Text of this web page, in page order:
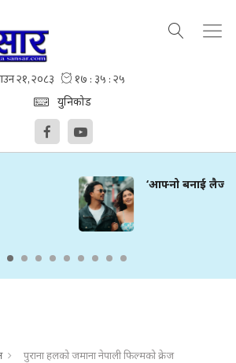
युनिकोड
‘आफ्नो बनाई लैजाउ’मा सुमन र गरिमा
पुराना हलको जमाना नेपाली फिल्मको क्रेज